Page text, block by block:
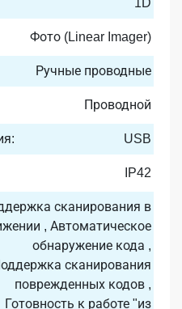
1D
Фото (Linear Imager)
Ручные проводные
Проводной
USB
IP42
сканирования в
, Автоматическое
обнаружение кода ,
сканирования
поврежденных кодов ,
Готовность к работе "из